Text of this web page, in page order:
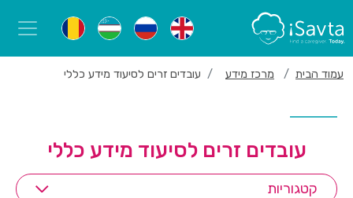
עמוד הבית מרכז מידע עובדים זרים לסיעוד מידע כללי
עובדים זרים לסיעוד מידע כללי
קטגוריות